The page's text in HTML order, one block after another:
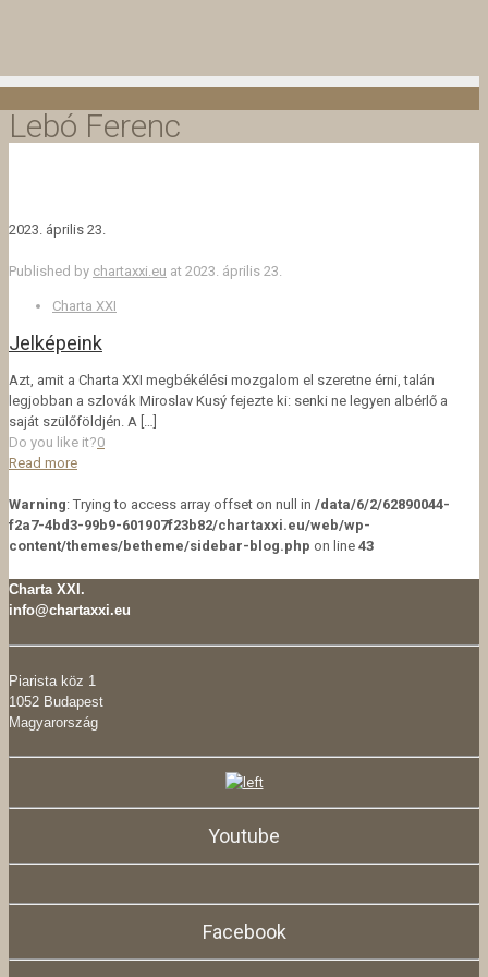
Lebó Ferenc
2023. április 23.
Published by chartaxxi.eu at 2023. április 23.
Charta XXI
Jelképeink
Azt, amit a Charta XXI megbékélési mozgalom el szeretne érni, talán
legjobban a szlovák Miroslav Kusý fejezte ki: senki ne legyen albérlő a
saját szülőföldjén. A […]
Do you like it?0
Read more
Warning: Trying to access array offset on null in /data/6/2/62890044-
f2a7-4bd3-99b9-601907f23b82/chartaxxi.eu/web/wp-
content/themes/betheme/sidebar-blog.php on line 43
Charta XXI.
info@chartaxxi.eu
Piarista köz 1
1052 Budapest
Magyarország
Youtube
Facebook